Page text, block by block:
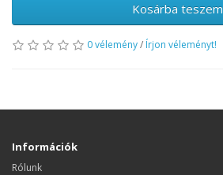
Kosárba teszem
0 vélemény/ Írjon véleményt!
Információk
Rólunk